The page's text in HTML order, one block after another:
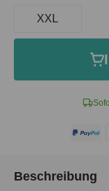
XXL
Beschreibung